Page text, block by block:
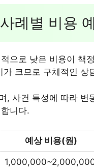
례별 비용
으로 낮은 비용이 책
크므로 구체적인 상
, 사건 특성에 따라
니다.
예상 비용(원)